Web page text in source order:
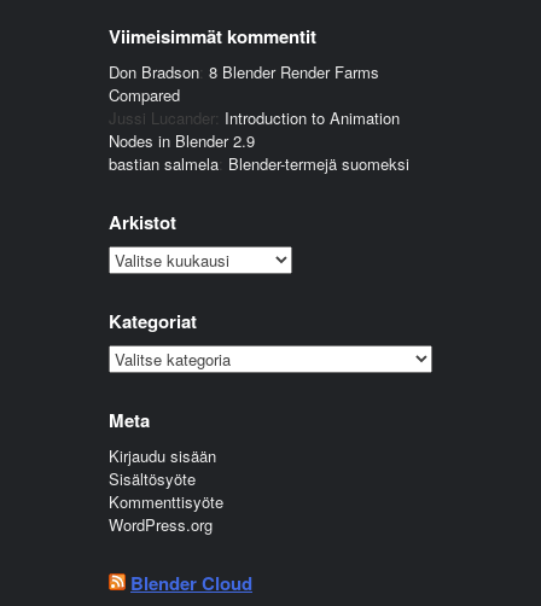
Viimeisimmät kommentit
Don Bradson: 8 Blender Render Farms
Compared
Jussi Lucander: Introduction to Animation
Nodes in Blender 2.9
bastian salmela: Blender-termejä suomeksi
Arkistot
Arkistot
Kategoriat
Kategoriat
Meta
Kirjaudu sisään
Sisältösyöte
Kommenttisyöte
WordPress.org
Blender Cloud